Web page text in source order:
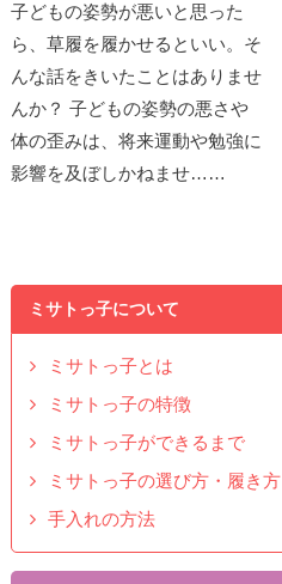
子どもの姿勢が悪いと思った
ら、草履を履かせるといい。そ
んな話をきいたことはありませ
んか？ 子どもの姿勢の悪さや
体の歪みは、将来運動や勉強に
影響を及ぼしかねませ……
ミサトっ子について
ミサトっ子とは
ミサトっ子の特徴
ミサトっ子ができるまで
ミサトっ子の選び方・履き方
手入れの方法